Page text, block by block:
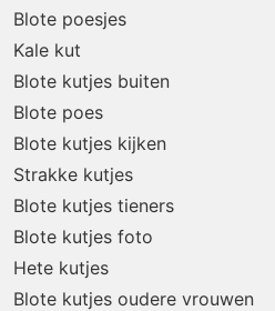
Blote poesjes
Kale kut
Blote kutjes buiten
Blote poes
Blote kutjes kijken
Strakke kutjes
Blote kutjes tieners
Blote kutjes foto
Hete kutjes
Blote kutjes oudere vrouwen